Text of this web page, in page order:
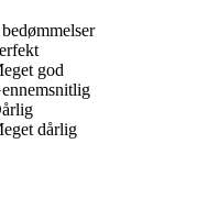
god
dårlig